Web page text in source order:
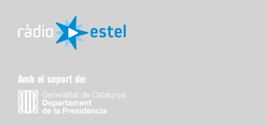
Amb el suport de: